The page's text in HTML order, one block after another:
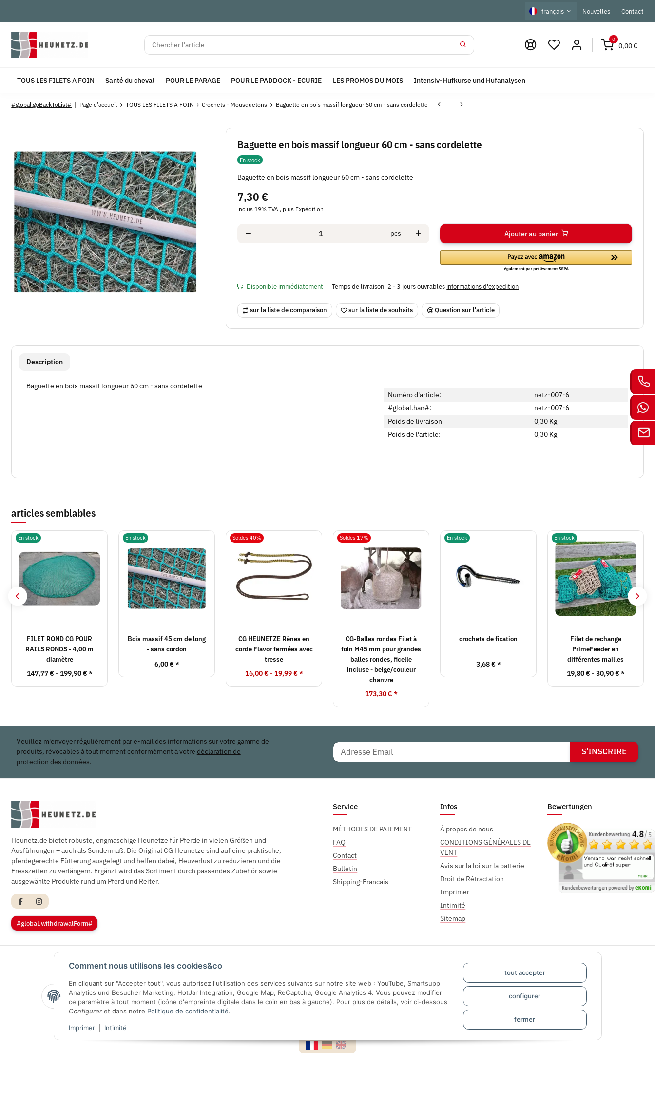
Comment nous utilisons les cookies&co
En cliquant sur "Accepter tout", vous autorisez l'utilisation des services suivants sur notre site web : YouTube, Smartsupp
Analytics und Besucher Marketing, HotJar Integration, Google Map, ReCaptcha, Google Analytics 4. Vous pouvez modifier
ce paramètre à tout moment (icône d'empreinte digitale dans le coin en bas à gauche). Pour plus de détails, voir ci-dessous
Configureret dans notre Politique de confidentialité.
Imprimer Intimité
tout accepter
configurer
fermer
français Nouvelles Contact
0
0,00 €
TOUS LES FILETS A FOIN Santé du cheval POUR LE PARAGE POUR LE PADDOCK - ECURIE LES PROMOS DU MOIS Intensiv-Hufkurse und Hufanalysen
#global.goBackToList# Page d’accueil TOUS LES FILETS A FOIN Crochets - Mousquetons Baguette en bois massif longueur 60 cm - sans cordelette
Baguette en bois massif longueur 60 cm - sans cordelette
En stock
Baguette en bois massif longueur 60 cm - sans cordelette
7,30 €
inclus 19% TVA , plus Expédition
pcs Ajouter au panier
Disponible immédiatement Temps de livraison: 2 - 3 jours ouvrables informations d'expédition
sur la liste de comparaison sur la liste de souhaits Question sur l'article
#productDetails.showMoreTabs#
Description
Baguette en bois massif longueur 60 cm - sans cordelette
Numéro d'article:
netz-007-6
#global.han#:
netz-007-6
Poids de livraison:
0,30 Kg
Poids de l'article:
0,30 Kg
articles semblables
En stock
FILET ROND CG POUR
RAILS RONDS - 4,00 m
diamètre
147,77 € - 199,90 € *
En stock
Bois massif 45 cm de long
- sans cordon
6,00 € *
Soldes 40%
CG HEUNETZE Rênes en
corde Flavor fermées avec
tresse
16,00 € - 19,99 € *
Soldes 17%
CG-Balles rondes Filet à
foin M45 mm pour grandes
balles rondes, ficelle
incluse - beige/couleur
chanvre
173,30 € *
En stock
crochets de fixation
3,68 € *
En stock
Filet de rechange
PrimeFeeder en
différentes mailles
19,80 € - 30,90 € *
Veuillez m'envoyer régulièrement par e-mail des informations sur votre gamme de
produits, révocables à tout moment conformément à votre déclaration de
protection des données.
S'INSCRIRE
Heunetz.de bietet robuste, engmaschige Heunetze für Pferde in vielen Größen und
Ausführungen – auch als Sondermaß. Die Original CG Heunetze sind auf eine praktische,
pferdegerechte Fütterung ausgelegt und helfen dabei, Heuverlust zu reduzieren und die
Fresszeiten zu verlängern. Ergänzt wird das Sortiment durch passendes Zubehör sowie
ausgewählte Produkte rund um Pferd und Reiter.
#global.withdrawalForm#
Service
MÉTHODES DE PAIEMENT
FAQ
Contact
Bulletin
Shipping-Francais
Infos
À propos de nous
CONDITIONS GÉNÉRALES DE
VENT
Avis sur la loi sur la batterie
Droit de Rétractation
Imprimer
Intimité
Sitemap
Bewertungen